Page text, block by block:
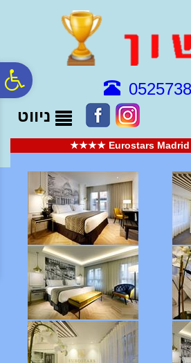
נגישות
ניווט
Eurostars Madrid